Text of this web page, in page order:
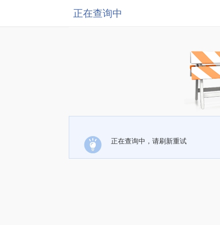
正在查询中
正在查询中，请刷新重试